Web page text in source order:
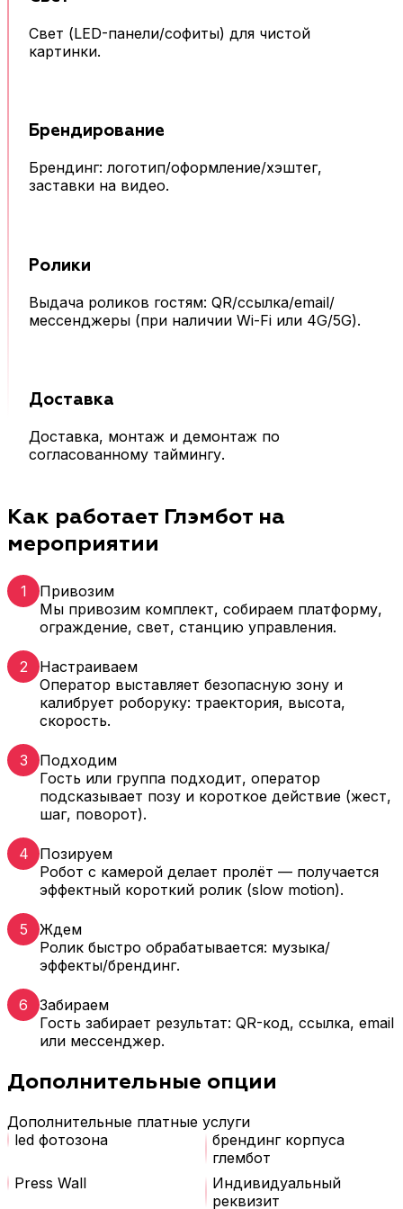
Свет (LED-панели/софиты) для чистой
картинки.
Брендирование
Брендинг: логотип/оформление/хэштег,
заставки на видео.
Ролики
Выдача роликов гостям: QR/ссылка/email/
мессенджеры (при наличии Wi-Fi или 4G/5G).
Доставка
Доставка, монтаж и демонтаж по
согласованному таймингу.
Как работает Глэмбот на
мероприятии
1
Привозим
Мы привозим комплект, собираем платформу,
ограждение, свет, станцию управления.
2
Настраиваем
Оператор выставляет безопасную зону и
калибрует роборуку: траектория, высота,
скорость.
3
Подходим
Гость или группа подходит, оператор
подсказывает позу и короткое действие (жест,
шаг, поворот).
4
Позируем
Робот с камерой делает пролёт — получается
эффектный короткий ролик (slow motion).
5
Ждем
Ролик быстро обрабатывается: музыка/
эффекты/брендинг.
6
Забираем
Гость забирает результат: QR-код, ссылка, email
или мессенджер.
Дополнительные опции
Дополнительные платные услуги
led фотозона
брендинг корпуса
глембот
Press Wall
Индивидуальный
реквизит